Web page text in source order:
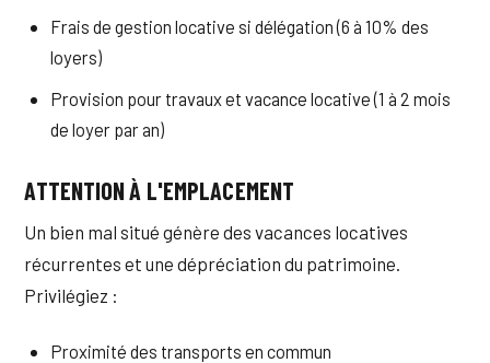
Frais de gestion locative si délégation (6 à 10% des
loyers)
Provision pour travaux et vacance locative (1 à 2 mois
de loyer par an)
ATTENTION À L'EMPLACEMENT
Un bien mal situé génère des vacances locatives
récurrentes et une dépréciation du patrimoine.
Privilégiez :
Proximité des transports en commun